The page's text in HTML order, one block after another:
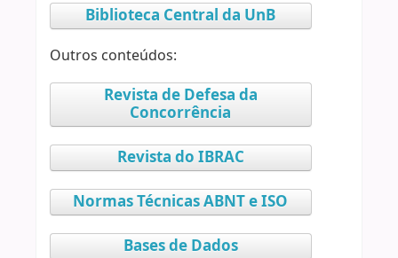
Biblioteca Central da UnB
Outros conteúdos:
Revista de Defesa da
Concorrência
Revista do IBRAC
Normas Técnicas ABNT e ISO
Bases de Dados